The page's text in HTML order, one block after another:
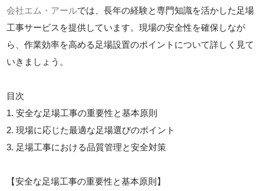
会社エム・アールでは、長年の経験と専門知識を活かした足場
工事サービスを提供しています。現場の安全性を確保しなが
ら、作業効率を高める足場設置のポイントについて詳しく見て
いきましょう。
目次
1. 安全な足場工事の重要性と基本原則
2. 現場に応じた最適な足場選びのポイント
3. 足場工事における品質管理と安全対策
【安全な足場工事の重要性と基本原則】